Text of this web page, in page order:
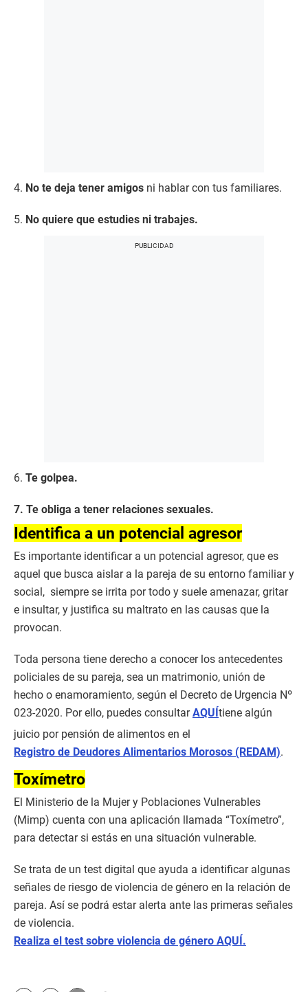
4. No te deja tener amigos ni hablar con tus familiares.
5. No quiere que estudies ni trabajes.
6. Te golpea.
7. Te obliga a tener relaciones sexuales.
Identifica a un potencial agresor
Es importante identificar a un potencial agresor, que es
aquel que busca aislar a la pareja de su entorno familiar y
social, siempre se irrita por todo y suele amenazar, gritar
e insultar, y justifica su maltrato en las causas que la
provocan.
Toda persona tiene derecho a conocer los antecedentes
policiales de su pareja, sea un matrimonio, unión de
hecho o enamoramiento, según el Decreto de Urgencia Nº
023-2020. Por ello, puedes consultarAQUÍ tiene algún
juicio por pensión de alimentos en el
Registro de Deudores Alimentarios Morosos (REDAM).
Toxímetro
El Ministerio de la Mujer y Poblaciones Vulnerables
(Mimp) cuenta con una aplicación llamada “Toxímetro”,
para detectar si estás en una situación vulnerable.
Se trata de un test digital que ayuda a identificar algunas
señales de riesgo de violencia de género en la relación de
pareja. Así se podrá estar alerta ante las primeras señales
de violencia.
Realiza el test sobre violencia de género AQUÍ.